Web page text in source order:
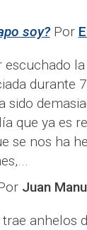
soy? Por
durante
sido
que ya es
se nos ha
Juan
anhelos